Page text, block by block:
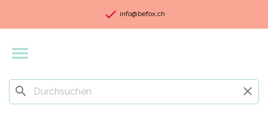
check info@befox.ch

search clear